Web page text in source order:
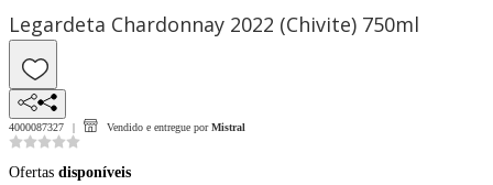
Legardeta Chardonnay 2022 (Chivite) 750ml
4000087327 Vendido e entregue por Mistral
Ofertas disponíveis